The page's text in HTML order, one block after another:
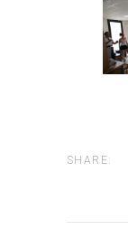
SHARE: